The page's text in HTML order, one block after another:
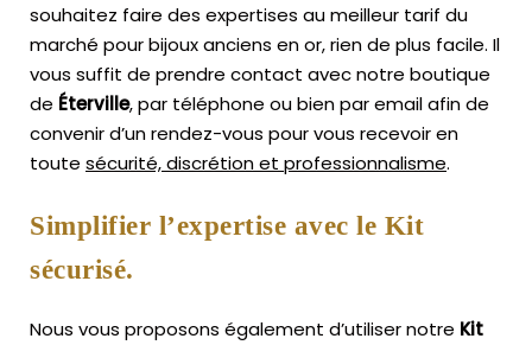
souhaitez faire des expertises au meilleur tarif du
marché pour bijoux anciens en or, rien de plus facile. Il
vous suffit de prendre contact avec notre boutique
de Éterville, par téléphone ou bien par email afin de
convenir d’un rendez-vous pour vous recevoir en
toute sécurité, discrétion et professionnalisme.
Simplifier l’expertise avec le Kit
sécurisé.
Nous vous proposons également d’utiliser notre Kit